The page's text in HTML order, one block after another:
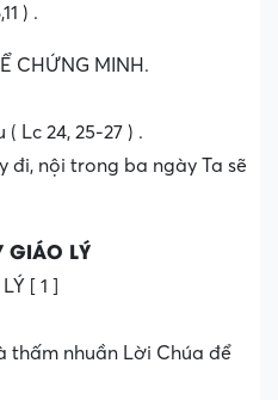
) .
CHỨNG MINH.
Lc 24, 25-27 ) .
đi, nội trong ba ngày Ta sẽ
GIÁO LÝ
[ 1 ]
thấm nhuần Lời Chúa để